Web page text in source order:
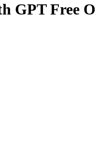
GPT Free